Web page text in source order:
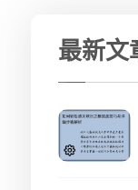
最新文